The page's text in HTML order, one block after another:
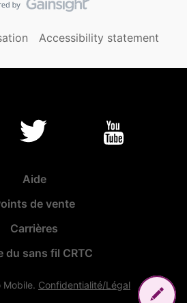
Accessibility statement
Aide
de vente
Carrières
du sans fil CRTC
Confidentialité/Légal